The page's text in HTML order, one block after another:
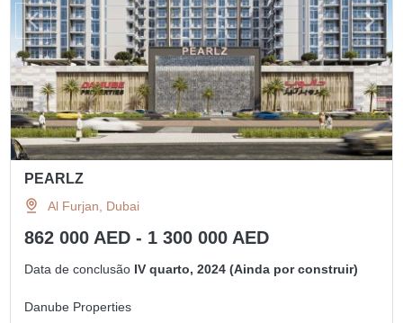
PEARLZ
Al Furjan, Dubai
862 000 AED - 1 300 000 AED
Data de conclusão IV quarto, 2024 (Ainda por construir)
Danube Properties